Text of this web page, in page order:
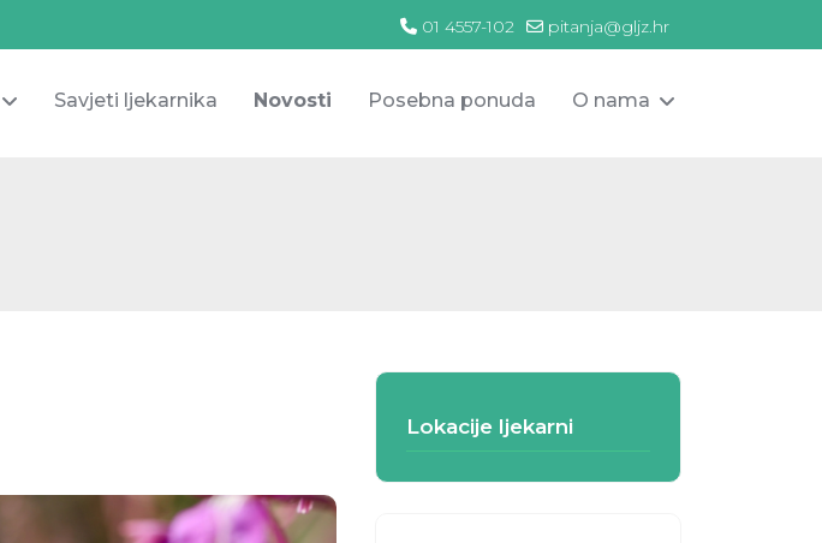
01 4557-102 pitanja@gljz.hr
Savjeti ljekarnika Novosti Posebna ponuda O nama
Lokacije ljekarni